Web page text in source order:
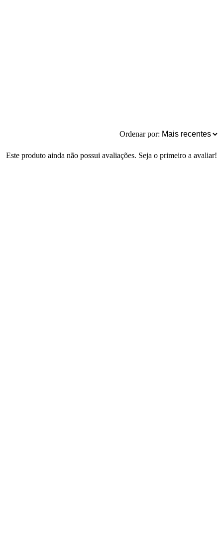
Ordenar por:
Este produto ainda não possui avaliações. Seja o primeiro a avaliar!